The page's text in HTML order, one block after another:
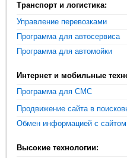
Транспорт и логистика:
Управление перевозками
Программа для автосервиса
Программа для автомойки
Интернет и мобильные
Программа для СМС
Продвижение сайта в
Обмен информацией с сайтом
Высокие технологии: